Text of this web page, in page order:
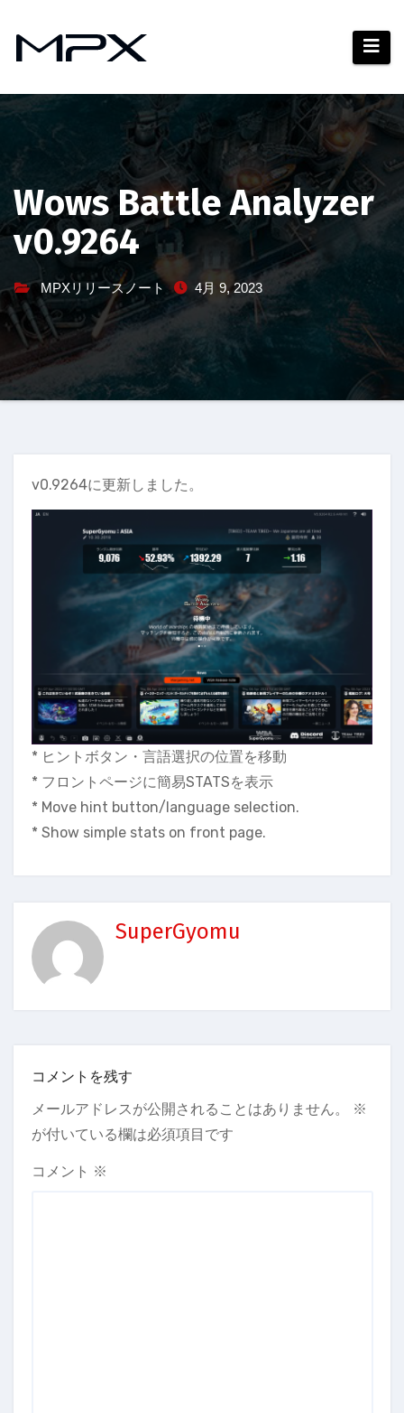
プ
Wows Battle Analyzer
v0.9264
MPXリリースノート 4月 9, 2023
v0.9264に更新しました。
* ヒントボタン・言語選択の位置を移動
* フロントページに簡易STATSを表示
* Move hint button/language selection.
* Show simple stats on front page.
SuperGyomu
コメントを残す
メールアドレスが公開されることはありません。
※
が付いている欄は必須項目です
コメント ※